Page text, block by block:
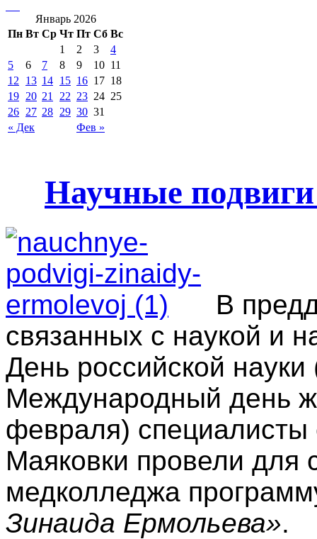
Январь 2026
Пн Вт Ср Чт Пт Сб Вс
« Дек Фев »
1 2 3
4
5
6 7 8 9 10 11
12
13 14 15 16 17 18
19 20 21 22 23 24 25
26 27 28 29 30 31
Научные
В
связанных с наукой и
День российской
Международный день
февраля) специалисты
Маяковки провели для
медколледжа
Зинаида Ермольева».